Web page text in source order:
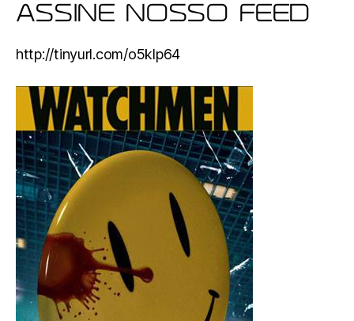
ASSINE NOSSO FEED
http://tinyurl.com/o5klp64